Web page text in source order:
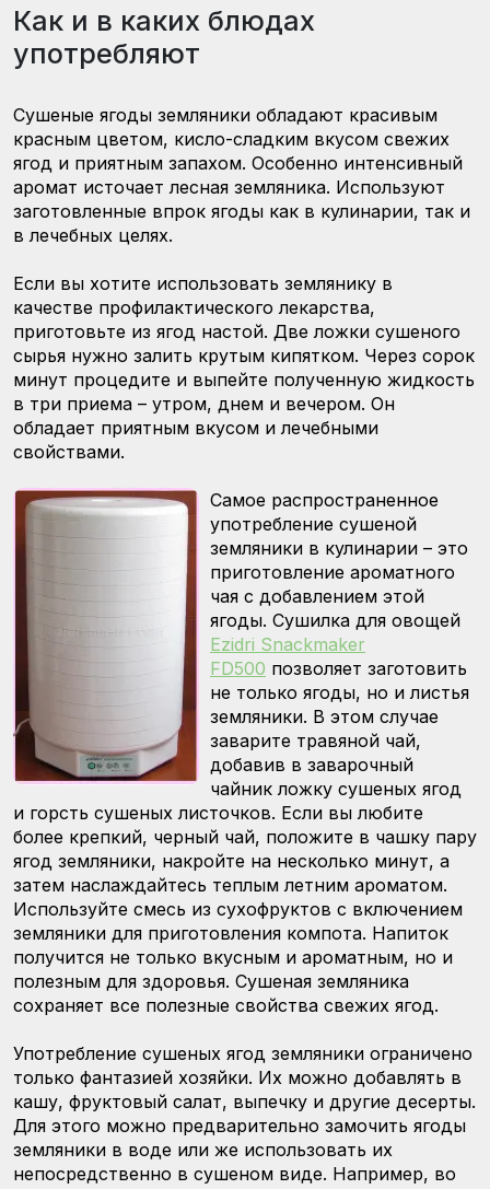
Как и в каких блюдах
употребляют
Сушеные ягоды земляники обладают красивым
красным цветом, кисло-сладким вкусом свежих
ягод и приятным запахом. Особенно интенсивный
аромат источает лесная земляника. Используют
заготовленные впрок ягоды как в кулинарии, так и
в лечебных целях.
Если вы хотите использовать землянику в
качестве профилактического лекарства,
приготовьте из ягод настой. Две ложки сушеного
сырья нужно залить крутым кипятком. Через сорок
минут процедите и выпейте полученную жидкость
в три приема – утром, днем и вечером. Он
обладает приятным вкусом и лечебными
свойствами.
Самое распространенное
употребление сушеной
земляники в кулинарии – это
приготовление ароматного
чая с добавлением этой
ягоды. Сушилка для овощей
Ezidri Snackmaker
FD500 позволяет заготовить
не только ягоды, но и листья
земляники. В этом случае
заварите травяной чай,
добавив в заварочный
чайник ложку сушеных ягод
и горсть сушеных листочков. Если вы любите
более крепкий, черный чай, положите в чашку пару
ягод земляники, накройте на несколько минут, а
затем наслаждайтесь теплым летним ароматом.
Используйте смесь из сухофруктов с включением
земляники для приготовления компота. Напиток
получится не только вкусным и ароматным, но и
полезным для здоровья. Сушеная земляника
сохраняет все полезные свойства свежих ягод.
Употребление сушеных ягод земляники ограничено
только фантазией хозяйки. Их можно добавлять в
кашу, фруктовый салат, выпечку и другие десерты.
Для этого можно предварительно замочить ягоды
земляники в воде или же использовать их
непосредственно в сушеном виде. Например, во